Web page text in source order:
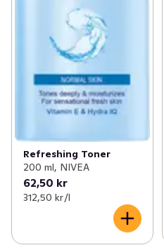
Refreshing Toner
200 ml, NIVEA
62,50 kr
312,50 kr /l